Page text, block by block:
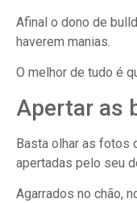
Afinal o dono de
haverem manias.
O melhor de tudo é
Apertar as
Basta olhar as fotos
apertadas pelo seu
Agarrados no chão,